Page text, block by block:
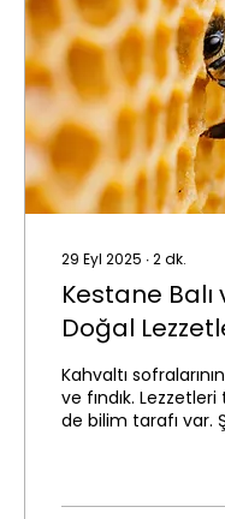
29 Eyl 2025 ∙2dk.
Kestane Balı
Doğal
Kahvaltı
ve fındık.
de bilim tarafı var.